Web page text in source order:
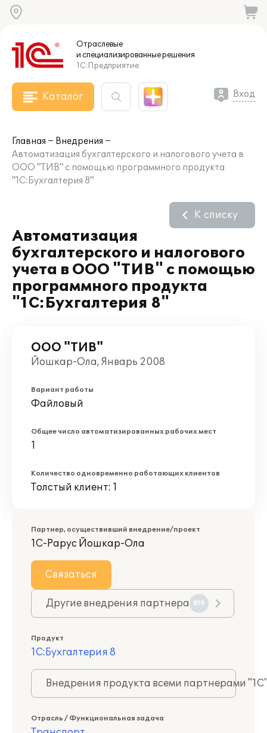
Отраслевые
и специализированныерешения
1С:Предприятие
Каталог Вход
Главная
Внедрения
Автоматизация бухгалтерского и налогового учета в
ООО "ТИВ" с помощью программного продукта
"1С:Бухгалтерия 8"
Автоматизация
бухгалтерского и налогового
учета в ООО "ТИВ" с помощью
программного продукта
"1С:Бухгалтерия 8"
К списку
ООО "ТИВ"
Йошкар-Ола, Январь 2008
Вариант работы
Файловый
Общее число автоматизированных рабочих мест
1
Количество одновременно работающих клиентов
Толстый клиент: 1
Партнер, осуществивший внедрение/проект
1С-Рарус Йошкар-Ола
Связаться
Другие внедрения партнера 810
Продукт
1С:Бухгалтерия 8
Внедрения продукта всеми партнерами
Отрасль / Функциональная задача